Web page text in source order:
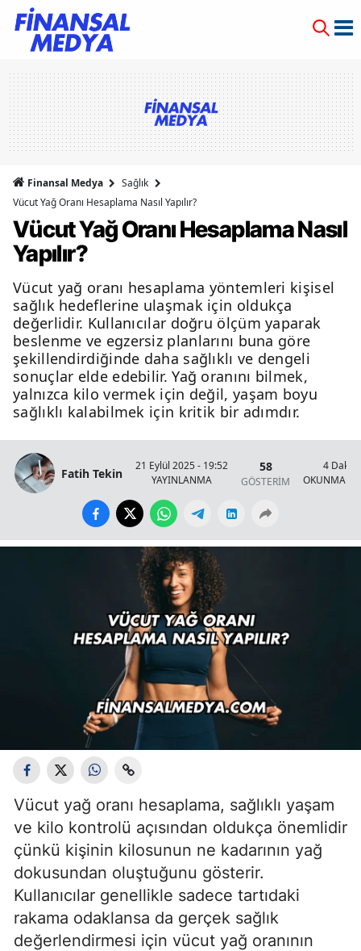
Finansal Medya
Sağlık
Vücut Yağ Oranı Hesaplama Nasıl Yapılır?
Vücut Yağ Oranı Hesaplama Nasıl
Yapılır?
Vücut yağ oranı hesaplama yöntemleri kişisel
sağlık hedeflerine ulaşmak için oldukça
değerlidir. Kullanıcılar doğru ölçüm yaparak
beslenme ve egzersiz planlarını buna göre
şekillendirdiğinde daha sağlıklı ve dengeli
sonuçlar elde edebilir. Yağ oranını bilmek,
yalnızca kilo vermek için değil, yaşam boyu
sağlıklı kalabilmek için kritik bir adımdır.
Fatih Tekin
21 Eylül 2025 - 19:52
YAYINLANMA
58
GÖSTERİM
4 Dakika
OKUNMA
Vücut yağ oranı hesaplama, sağlıklı yaşam
ve kilo kontrolü açısından oldukça önemlidir
çünkü kişinin kilosunun ne kadarının yağ
dokusundan oluştuğunu gösterir.
Kullanıcılar genellikle sadece tartıdaki
rakama odaklansa da gerçek sağlık
değerlendirmesi için vücut yağ oranının